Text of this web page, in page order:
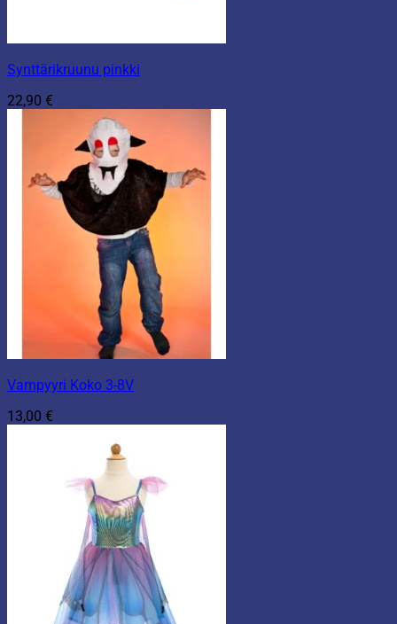
Synttärikruunu pinkki
22,90 €
Vampyyri Koko 3-8V
13,00 €